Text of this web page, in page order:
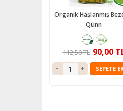
Organik Haşlanmış
Qünn
90,00
112,50 TL
SEPETE